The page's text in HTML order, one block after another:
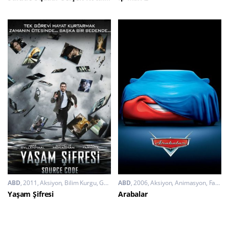
ABD 2011 Aksiyon, Bilim Kurgu,Gerilim
Yaşam Şifresi
ABD 2006 Aksiyon,Animasyon, Fantastik
Arabalar